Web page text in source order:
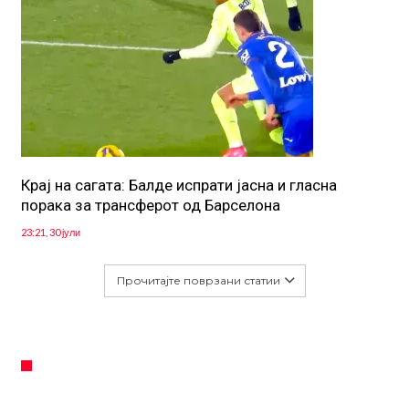
Крај на сагата: Балде испрати јасна и гласна
порака за трансферот од Барселона
23:21, 30 јули
Прочитајте поврзани статии